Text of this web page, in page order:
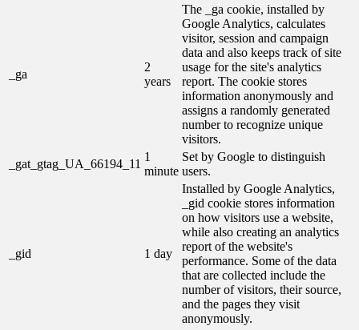
_ga
2
years
The _ga cookie, installed by
Google Analytics, calculates
visitor, session and campaign
data and also keeps track of site
usage for the site's analytics
report. The cookie stores
information anonymously and
assigns a randomly generated
number to recognize unique
visitors.
_gat_gtag_UA_66194_11
1
minute
Set by Google to distinguish
users.
_gid 1 day
Installed by Google Analytics,
_gid cookie stores information
on how visitors use a website,
while also creating an analytics
report of the website's
performance. Some of the data
that are collected include the
number of visitors, their source,
and the pages they visit
anonymously.